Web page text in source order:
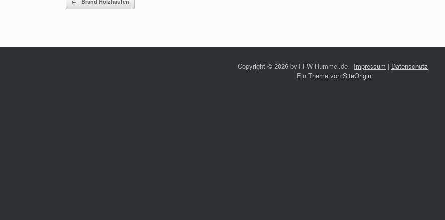
← Brand Holzhaufen
Copyright © 2026 by FFW-Hummel.de - Impressum | Datenschutz
Ein Theme von SiteOrigin